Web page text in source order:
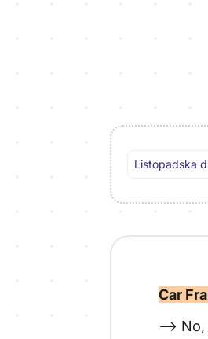
Listopadska
Car
-->